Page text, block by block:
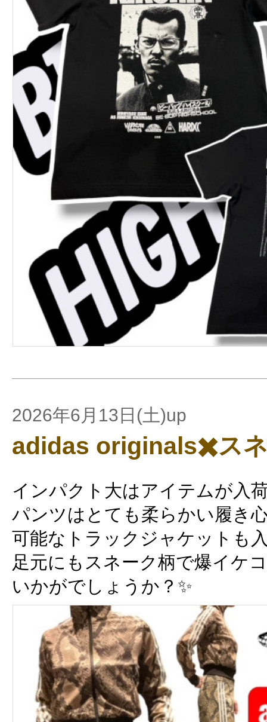
2026年6月13日(土)up
adidas originals✖️ス
インパクト大はアイテムが入
パンツはとても柔らかい履き
可能なトラックジャケットも
足元にもスネーク柄で爆イケ
いかがでしょうか？✨